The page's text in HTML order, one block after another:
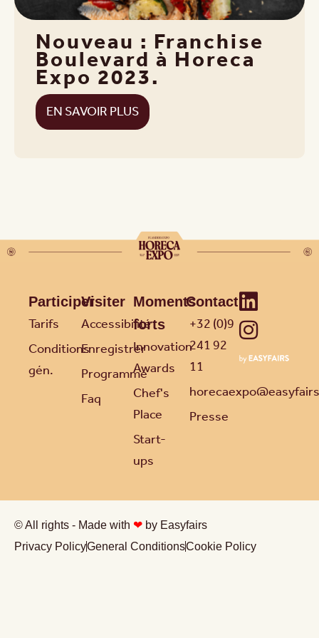
Nouveau : Franchise
Boulevard à Horeca
Expo 2023.
EN SAVOIR PLUS
Participer
Tarifs
Conditions
gén.
Visiter
Accessibilité
Enregistrer
Programme
Faq
Moments
forts
Innovation
Awards
Chef's
Place
Start-
ups
Contact
+32 (0)9
241 92
11
Presse
© All rights - Made with ❤ by Easyfairs
Privacy PolicyGeneral ConditionsCookie Policy